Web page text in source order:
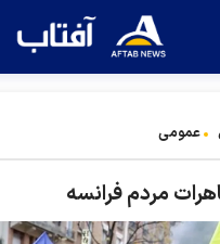
عمومی
مردم فرانسه